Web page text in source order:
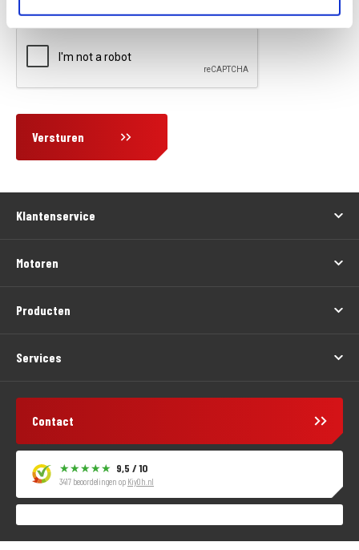
Versturen
Klantenservice
Motoren
Producten
Services
Contact
9,5 / 10
3417 beoordelingen op KiyOh.nl